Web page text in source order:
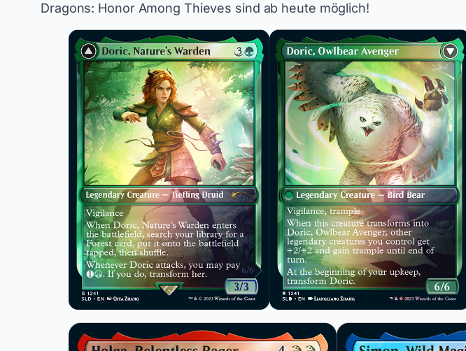
Dragons: Honor Among Thieves sind ab heute möglich!